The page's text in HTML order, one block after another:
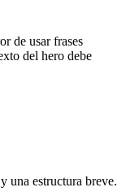
de usar frases
del hero debe
una estructura breve.